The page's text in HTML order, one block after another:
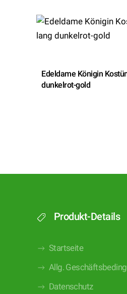
Edeldame Königin
dunkelrot-gold
Produkt-Details
Startseite
Allg.
Datenschutz